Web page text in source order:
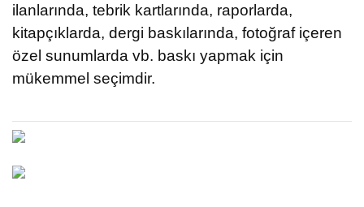
ilanlarında, tebrik kartlarında, raporlarda,
kitapçıklarda, dergi baskılarında, fotoğraf içeren
özel sunumlarda vb. baskı yapmak için
mükemmel seçimdir.